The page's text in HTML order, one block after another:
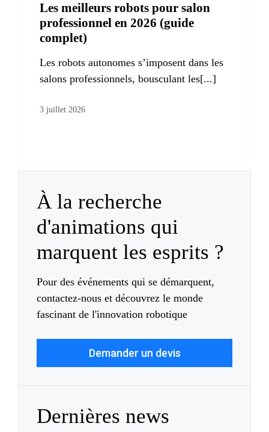
Les meilleurs robots pour salon
professionnel en 2026 (guide
complet)
Les robots autonomes s’imposent dans les
salons professionnels, bousculant les[...]
3 juillet 2026
À la recherche
d'animations qui
marquent les esprits ?
Pour des événements qui se démarquent,
contactez-nous et découvrez le monde
fascinant de l'innovation robotique
Demander un devis
Dernières news